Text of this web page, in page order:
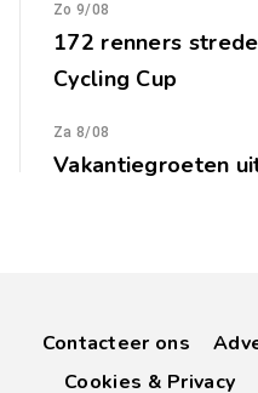
Zo 9/08
172 renners
Cycling Cup
Za 8/08
Vakantiegroeten
Contacteer ons
Cookies & Privacy